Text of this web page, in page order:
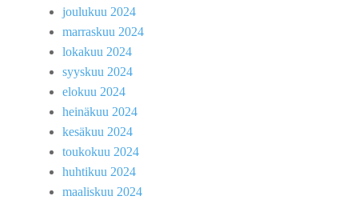
joulukuu 2024
marraskuu 2024
lokakuu 2024
syyskuu 2024
elokuu 2024
heinäkuu 2024
kesäkuu 2024
toukokuu 2024
huhtikuu 2024
maaliskuu 2024